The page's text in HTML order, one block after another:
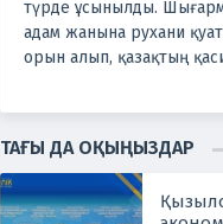
түрде ұсынылды.
адам жанына рухани
орын алып, қазақтың
ТАҒЫ ДА ОҚЫҢЫЗДАР